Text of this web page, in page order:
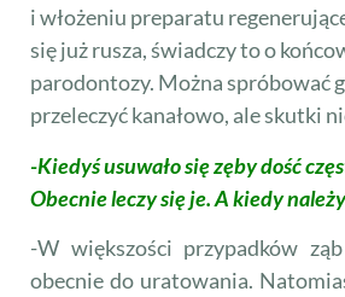
i włożeniu preparatu
się już rusza, świadczy to o
parodontozy. Można spróbować
przeleczyć kanałowo, ale skutki
-Kiedyś usuwało się zęby dość
Obecnie leczy się je. A kiedy
-W większości przypadków
obecnie do uratowania.